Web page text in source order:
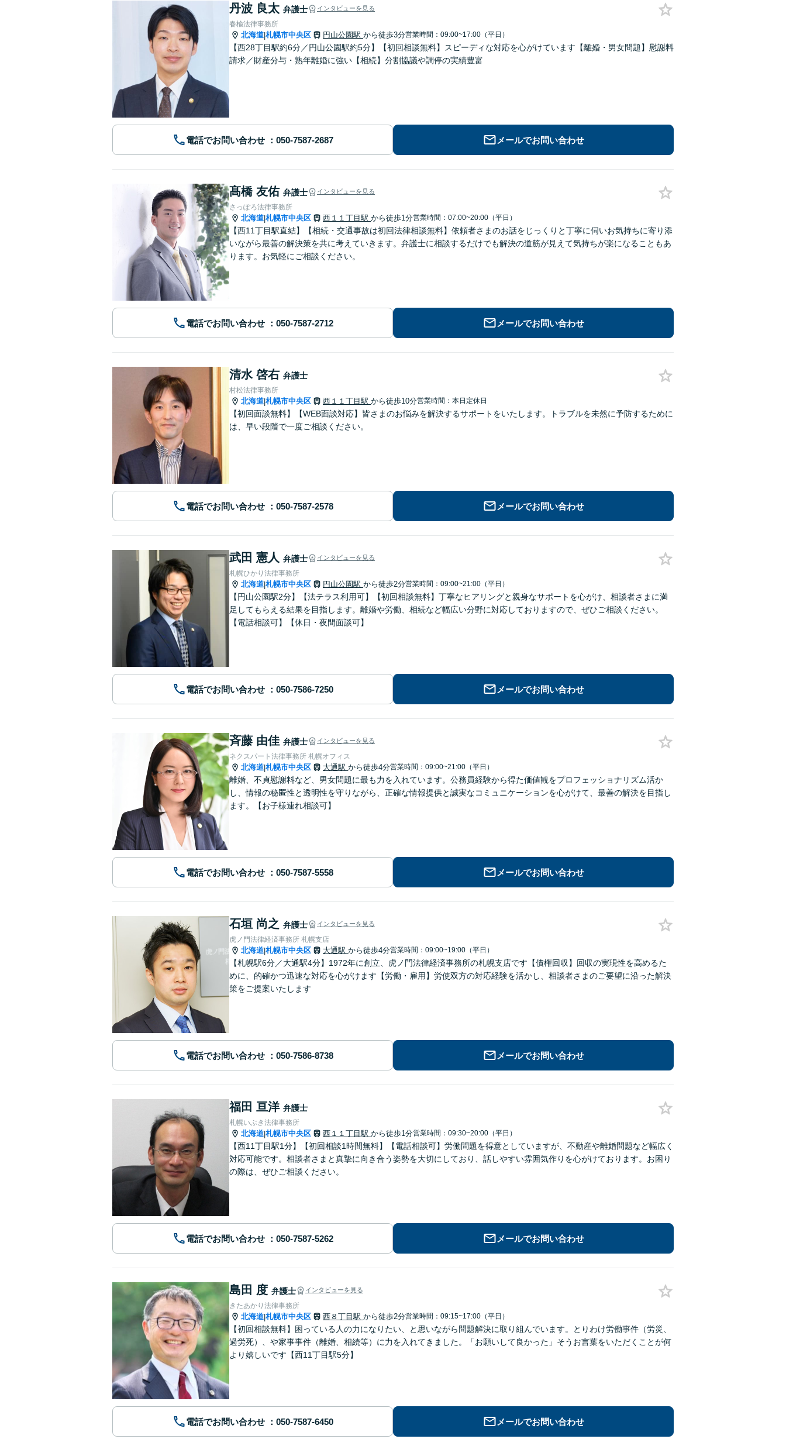
丹波 良太 弁護士 インタビューを見る
春楡法律事務所
北海道|札幌市中央区 円山公園駅 から徒歩3分営業時間：09:00~17:00（平日）
【西28丁目駅約6分／円山公園駅約5分】【初回相談無料】スピーディな対応を心がけています【離婚・男女問題】慰謝料
請求／財産分与・熟年離婚に強い【相続】分割協議や調停の実績豊富
電話でお問い合わせ メールでお問い合わせ
髙橋 友佑 弁護士 インタビューを見る
さっぽろ法律事務所
北海道|札幌市中央区 西１１丁目駅 から徒歩1分営業時間：07:00~20:00（平日）
【西11丁目駅直結】【相続・交通事故は初回法律相談無料】依頼者さまのお話をじっくりと丁寧に伺いお気持ちに寄り添
いながら最善の解決策を共に考えていきます。弁護士に相談するだけでも解決の道筋が見えて気持ちが楽になることもあ
ります。お気軽にご相談ください。
電話でお問い合わせ メールでお問い合わせ
清水 啓右 弁護士
村松法律事務所
北海道|札幌市中央区 西１１丁目駅 から徒歩10分営業時間：本日定休日
【初回面談無料】【WEB面談対応】皆さまのお悩みを解決するサポートをいたします。トラブルを未然に予防するために
は、早い段階で一度ご相談ください。
電話でお問い合わせ メールでお問い合わせ
武田 憲人 弁護士 インタビューを見る
札幌ひかり法律事務所
北海道|札幌市中央区 円山公園駅 から徒歩2分営業時間：09:00~21:00（平日）
【円山公園駅2分】【法テラス利用可】【初回相談無料】丁寧なヒアリングと親身なサポートを心がけ、相談者さまに満
足してもらえる結果を目指します。離婚や労働、相続など幅広い分野に対応しておりますので、ぜひご相談ください。
【電話相談可】【休日・夜間面談可】
電話でお問い合わせ メールでお問い合わせ
斉藤 由佳 弁護士 インタビューを見る
ネクスパート法律事務所 札幌オフィス
北海道|札幌市中央区 大通駅 から徒歩4分営業時間：09:00~21:00（平日）
離婚、不貞慰謝料など、男女問題に最も力を入れています。公務員経験から得た価値観をプロフェッショナリズム活か
し、情報の秘匿性と透明性を守りながら、正確な情報提供と誠実なコミュニケーションを心がけて、最善の解決を目指し
ます。【お子様連れ相談可】
電話でお問い合わせ メールでお問い合わせ
石垣 尚之 弁護士 インタビューを見る
虎ノ門法律経済事務所 札幌支店
北海道|札幌市中央区 大通駅 から徒歩4分営業時間：09:00~19:00（平日）
【札幌駅6分／大通駅4分】1972年に創立、虎ノ門法律経済事務所の札幌支店です【債権回収】回収の実現性を高めるた
めに、的確かつ迅速な対応を心がけます【労働・雇用】労使双方の対応経験を活かし、相談者さまのご要望に沿った解決
策をご提案いたします
電話でお問い合わせ メールでお問い合わせ
福田 亘洋 弁護士
札幌いぶき法律事務所
北海道|札幌市中央区 西１１丁目駅 から徒歩1分営業時間：09:30~20:00（平日）
【西11丁目駅1分】【初回相談1時間無料】【電話相談可】労働問題を得意としていますが、不動産や離婚問題など幅広く
対応可能です。相談者さまと真摯に向き合う姿勢を大切にしており、話しやすい雰囲気作りを心がけております。お困り
の際は、ぜひご相談ください。
電話でお問い合わせ メールでお問い合わせ
島田 度 弁護士 インタビューを見る
きたあかり法律事務所
北海道|札幌市中央区 西８丁目駅 から徒歩2分営業時間：09:15~17:00（平日）
【初回相談無料】困っている人の力になりたい、と思いながら問題解決に取り組んでいます。とりわけ労働事件（労災、
過労死）、や家事事件（離婚、相続等）に力を入れてきました。「お願いして良かった」そうお言葉をいただくことが何
より嬉しいです【西11丁目駅5分】
電話でお問い合わせ メールでお問い合わせ